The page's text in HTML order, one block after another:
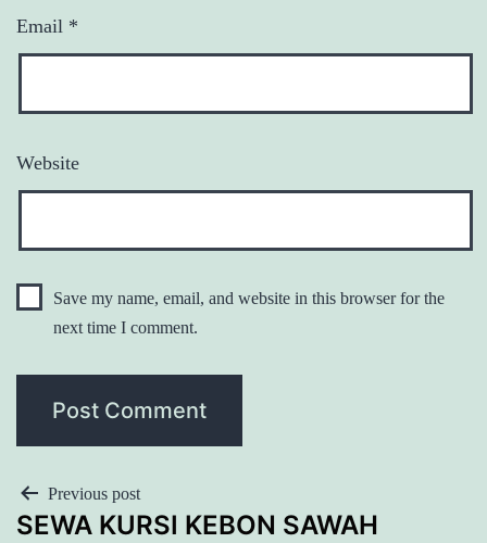
Email *
Website
Save my name, email, and website in this browser for the
next time I comment.
POST
Previous post
SEWA KURSI KEBON SAWAH